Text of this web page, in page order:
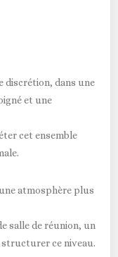
discrétion, dans une
et une
cet ensemble
atmosphère plus
salle de réunion, un
structurer ce niveau.